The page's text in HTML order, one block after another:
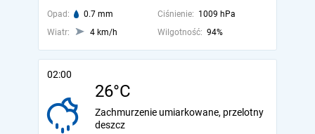
Opad: 0.7 mm Ciśnienie: 1009 hPa
Wiatr:
4 km/h Wilgotność: 94%
02:00
26°C
Zachmurzenie umiarkowane, przelotny
deszcz